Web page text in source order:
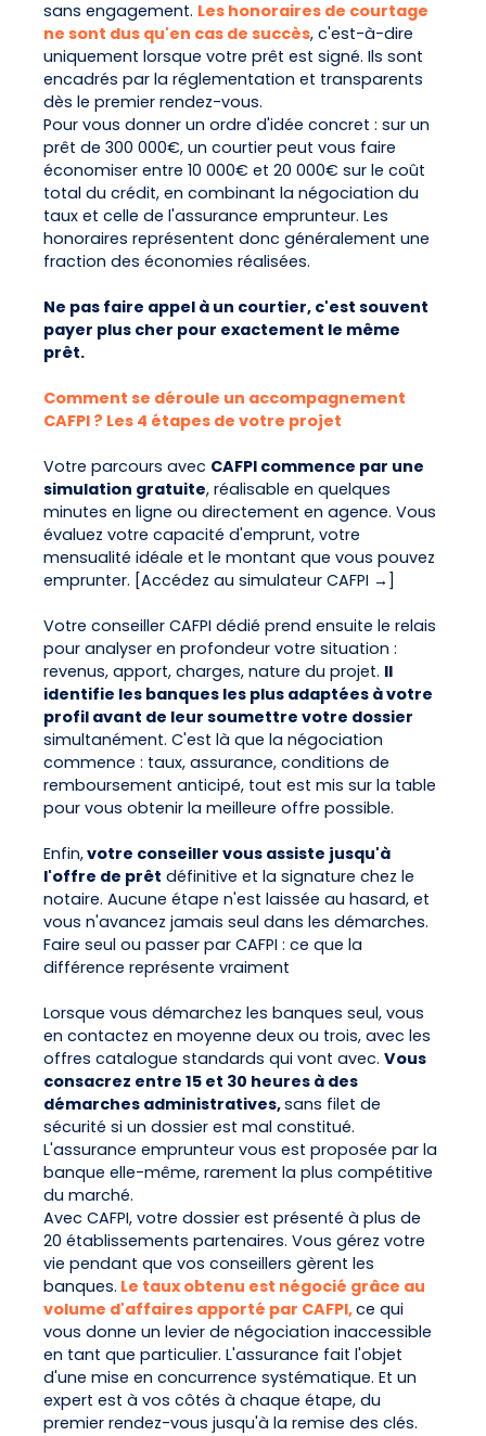
sans engagement. Les honoraires de courtage
ne sont dus qu'en cas de succès, c'est-à-dire
uniquement lorsque votre prêt est signé. Ils sont
encadrés par la réglementation et transparents
dès le premier rendez-vous.
Pour vous donner un ordre d'idée concret : sur un
prêt de 300 000€, un courtier peut vous faire
économiser entre 10 000€ et 20 000€ sur le coût
total du crédit, en combinant la négociation du
taux et celle de l'assurance emprunteur. Les
honoraires représentent donc généralement une
fraction des économies réalisées.
Ne pas faire appel à un courtier, c'est souvent
payer plus cher pour exactement le même
prêt.
Comment se déroule un accompagnement
CAFPI ? Les 4 étapes de votre projet
Votre parcours avec CAFPI commence par une
simulation gratuite, réalisable en quelques
minutes en ligne ou directement en agence. Vous
évaluez votre capacité d'emprunt, votre
mensualité idéale et le montant que vous pouvez
emprunter. [Accédez au simulateur CAFPI →]
Votre conseiller CAFPI dédié prend ensuite le relais
pour analyser en profondeur votre situation :
revenus, apport, charges, nature du projet. Il
identifie les banques les plus adaptées à votre
profil avant de leur soumettre votre dossier
simultanément. C'est là que la négociation
commence : taux, assurance, conditions de
remboursement anticipé, tout est mis sur la table
pour vous obtenir la meilleure offre possible.
Enfin,votre conseiller vous assiste jusqu'à
l'offre de prêt définitive et la signature chez le
notaire. Aucune étape n'est laissée au hasard, et
vous n'avancez jamais seul dans les démarches.
Faire seul ou passer par CAFPI : ce que la
différence représente vraiment
Lorsque vous démarchez les banques seul, vous
en contactez en moyenne deux ou trois, avec les
offres catalogue standards qui vont avec. Vous
consacrez entre 15 et 30 heures à des
démarches administratives,sans filet de
sécurité si un dossier est mal constitué.
L'assurance emprunteur vous est proposée par la
banque elle-même, rarement la plus compétitive
du marché.
Avec CAFPI, votre dossier est présenté à plus de
20 établissements partenaires. Vous gérez votre
vie pendant que vos conseillers gèrent les
banques. Le taux obtenu est négocié grâce au
volume d'affaires apporté par CAFPI,ce qui
vous donne un levier de négociation inaccessible
en tant que particulier. L'assurance fait l'objet
d'une mise en concurrence systématique. Et un
expert est à vos côtés à chaque étape, du
premier rendez-vous jusqu'à la remise des clés.